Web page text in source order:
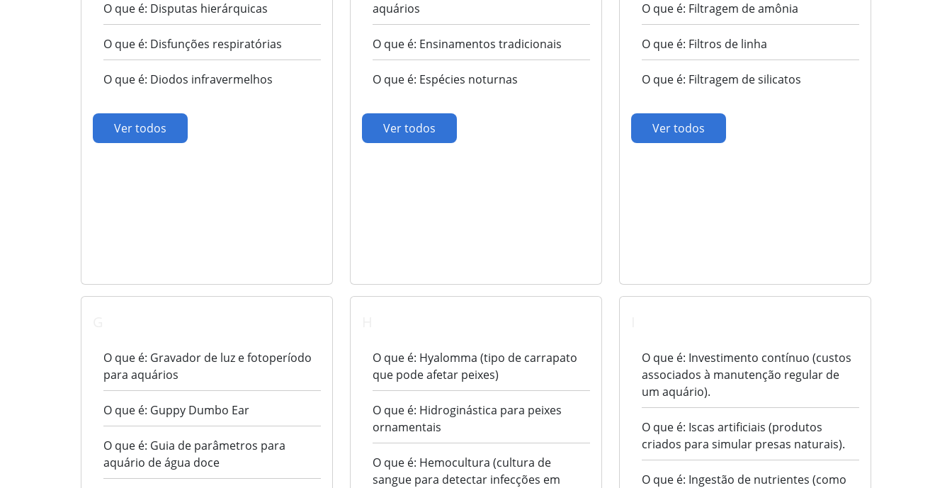
O que é: Disputas hierárquicas
O que é: Disfunções respiratórias
O que é: Diodos infravermelhos
Ver todos
aquários
O que é: Ensinamentos tradicionais
O que é: Espécies noturnas
Ver todos
O que é: Filtragem de amônia
O que é: Filtros de linha
O que é: Filtragem de silicatos
Ver todos
O que é: Gravador de luz e fotoperíodo
para aquários
O que é: Guppy Dumbo Ear
O que é: Guia de parâmetros para
aquário de água doce
O que é: Hyalomma (tipo de carrapato
que pode afetar peixes)
O que é: Hidroginástica para peixes
ornamentais
O que é: Hemocultura (cultura de
sangue para detectar infecções em
O que é: Investimento contínuo (custos
associados à manutenção regular de
um aquário).
O que é: Iscas artificiais (produtos
criados para simular presas naturais).
O que é: Ingestão de nutrientes (como